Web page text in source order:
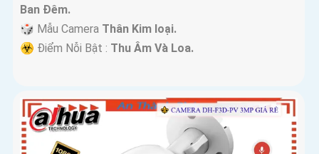
Ban Ðêm.
🎲 Mẫu Camera Thân Kim loại.
️☣️ Điểm Nỗi Bật : Thu Âm Và Loa.